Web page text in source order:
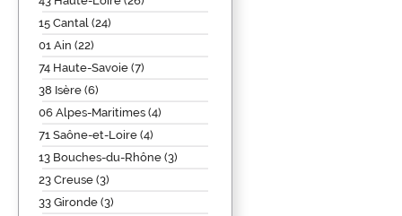
15 Cantal (24)
01 Ain (22)
74 Haute-Savoie (7)
38 Isère (6)
06 Alpes-Maritimes (4)
71 Saône-et-Loire (4)
13 Bouches-du-Rhône (3)
23 Creuse (3)
33 Gironde (3)